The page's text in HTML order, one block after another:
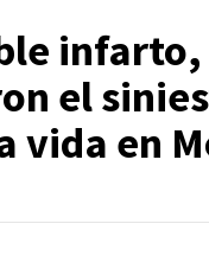
el
vida en